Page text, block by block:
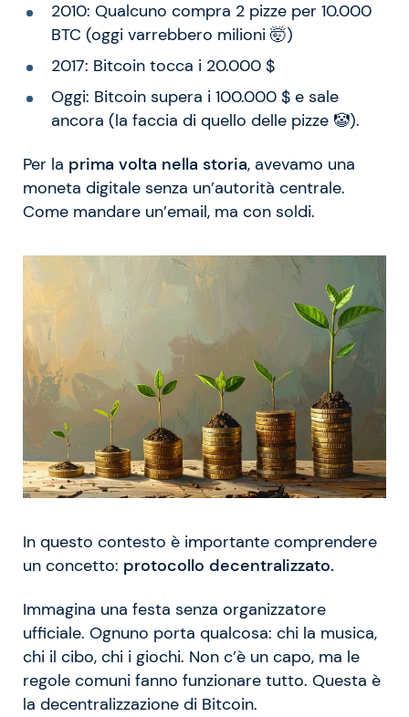
2010: Qualcuno compra 2 pizze per 10.000
BTC (oggi varrebbero milioni 🤯)
2017: Bitcoin tocca i 20.000 $
Oggi: Bitcoin supera i 100.000 $ e sale
ancora (la faccia di quello delle pizze 🤡).
Per la prima volta nella storia, avevamo una
moneta digitale senza un’autorità centrale.
Come mandare un’email, ma con soldi.
In questo contesto è importante comprendere
un concetto: protocollo decentralizzato.
Immagina una festa senza organizzatore
ufficiale. Ognuno porta qualcosa: chi la musica,
chi il cibo, chi i giochi. Non c’è un capo, ma le
regole comuni fanno funzionare tutto. Questa è
la decentralizzazione di Bitcoin.